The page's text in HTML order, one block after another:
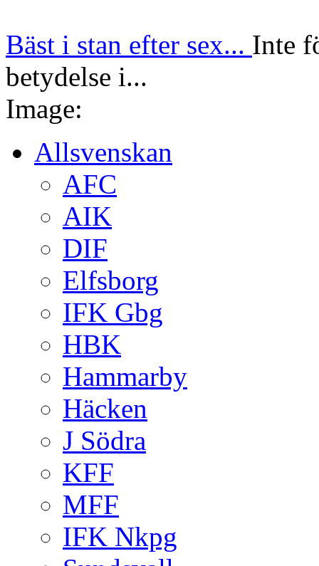
Bäst i stan efter sex... Inte
betydelse i...
Image:
Allsvenskan
AFC
AIK
DIF
Elfsborg
IFK Gbg
HBK
Hammarby
Häcken
J Södra
KFF
MFF
IFK Nkpg